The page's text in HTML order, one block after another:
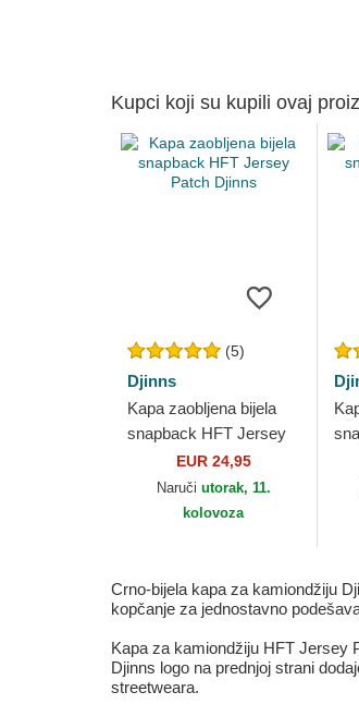
Kupci koji su kupili ovaj
(5)
Djinns
Kapa zaobljena bijela
snapback HFT Jersey
Patch Djinns
EUR 24,95
Naruči utorak, 11.
kolovoza
Crno-bijela kapa za kamiondžiju
kopčanje za jednostavno
Kapa za kamiondžiju HFT Jersey
Djinns logo na prednjoj strani
streetweara.